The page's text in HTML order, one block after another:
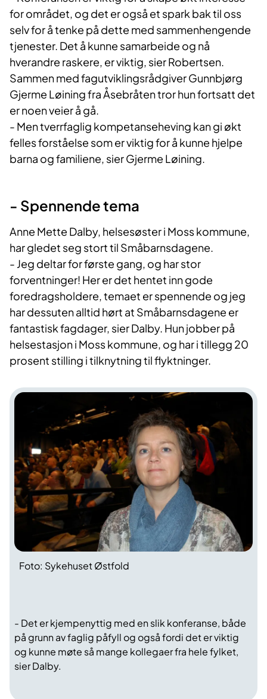
for området, og det er også et spark bak til oss
selv for å tenke på dette med sammenhengende
tjenester. Det å kunne samarbeide og nå
hverandre raskere, er viktig, sier Robertsen.
Sammen med fagutviklingsrådgiver Gunnbjørg
Gjerme Løining fra Åsebråten tror hun fortsatt det
er noen veier å gå.
- Men tverrfaglig kompetanseheving kan gi økt
felles forståelse som er viktig for å kunne hjelpe
barna og familiene, sier Gjerme Løining.
- Spennende tema
Anne Mette Dalby, helsesøster i Moss kommune,
har gledet seg stort til Småbarnsdagene.
- Jeg deltar for første gang, og har stor
forventninger! Her er det hentet inn gode
foredragsholdere, temaet er spennende og jeg
har dessuten alltid hørt at Småbarnsdagene er
fantastisk fagdager, sier Dalby. Hun jobber på
helsestasjon i Moss kommune, og har i tillegg 20
prosent stilling i tilknytning til flyktninger.
Foto: Sykehuset Østfold
- Det er kjempenyttig med en slik konferanse, både
på grunn av faglig påfyll og også fordi det er viktig
og kunne møte så mange kollegaer fra hele fylket,
sier Dalby.